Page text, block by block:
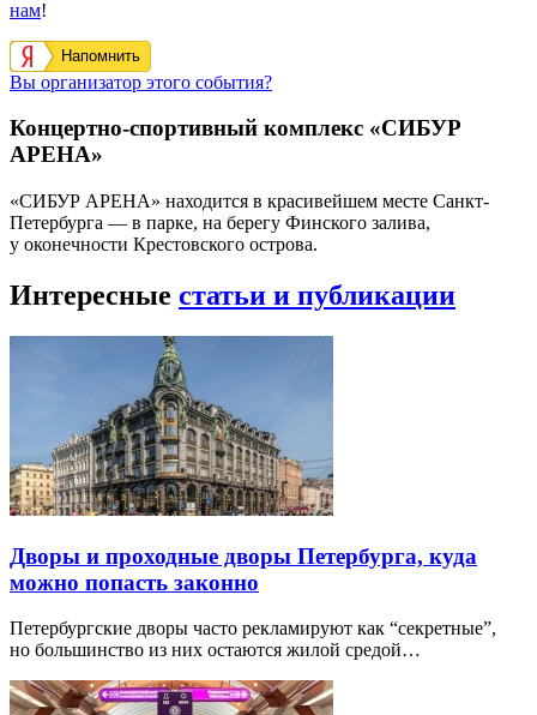
нам!
Напомнить
Вы организатор этого события?
Концертно-спортивный комплекс «СИБУР
АРЕНА»
«СИБУР АРЕНА» находится в красивейшем месте Санкт-
Петербурга — в парке, на берегу Финского залива,
у оконечности Крестовского острова.
Интересные статьи и публикации
Дворы и проходные дворы Петербурга, куда
можно попасть законно
Петербургские дворы часто рекламируют как “секретные”,
но большинство из них остаются жилой средой…